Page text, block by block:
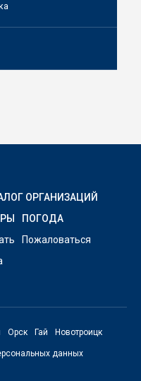
ОРГАНИЗАЦИЙ
ПОГОДА
Пожаловаться
Орск Гай Новотроицк
данных